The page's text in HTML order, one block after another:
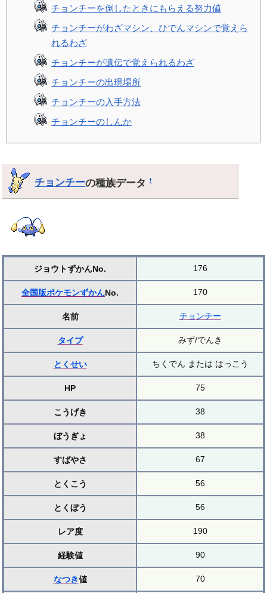
チョンチーを倒したときにもらえる努力値
チョンチーがわざマシン、ひでんマシンで覚えら
れるわざ
チョンチーが遺伝で覚えられるわざ
チョンチーの出現場所
チョンチーの入手方法
チョンチーのしんか
チョンチーの種族データ†
ジョウトずかんNo. 176
全国版ポケモンずかんNo. 170
名前 チョンチー
タイプ みず/でんき
とくせい ちくでん または はっこう
HP 75
こうげき 38
ぼうぎょ 38
すばやさ 67
とくこう 56
とくぼう 56
レア度 190
経験値 90
なつき値 70